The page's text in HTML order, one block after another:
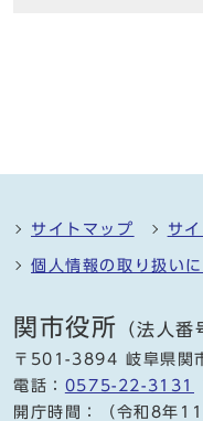
サイトマップ サ
個人情報の取り扱い
関市役所 （法人
〒501-3894 岐阜県関
電話： 0575-22-3131
開庁時間：（令和8年